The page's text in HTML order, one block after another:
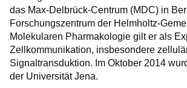
das Max-Delbrück-Centrum (MDC) in
Forschungszentrum der Helmholtz-
Molekularen Pharmakologie gilt er als
Zellkommunikation, insbesondere
Signaltransduktion. Im Oktober 2014
der Universität Jena.